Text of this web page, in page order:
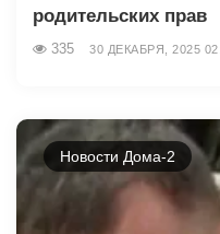
родительских прав
335 30 ДЕКАБРЯ, 2025
Новости Дома-2